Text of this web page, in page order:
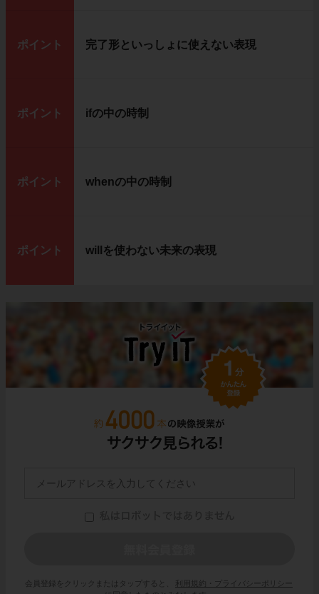
ポイント 完了形といっしょに使えない表現
ポイント ifの中の時制
ポイント whenの中の時制
ポイント willを使わない未来の表現
会員登録をクリックまたはタップすると、
利用規約・プライバシーポリシー